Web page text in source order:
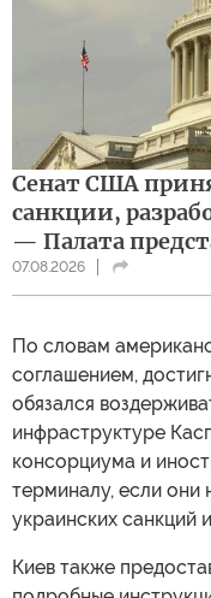
Сенат США
санкции,
— Палата
07.08.2026
По словам
соглашением,
обязался
инфраструктуре
консорциума и
терминалу, если они
украинских санкций
Киев также